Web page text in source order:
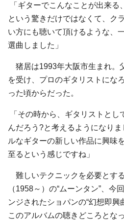
「ギターでこんなことが出来る
という驚きだけではなくて、ク
い方にも聴いて頂けるような、
選曲しました」
猪居は1993年大阪市生まれ。
を受け、プロのギタリストにな
った頃からだった。
「その時から、ギタリストとし
んだろう?と考えるようになり
ルなギターの新しい作品に興味
至るという感じですね」
難しいテクニックを必要とす
（1958～）の“ムーンタン”、今
ンジされたショパンの“幻想即興
このアルバムの聴きどころとな